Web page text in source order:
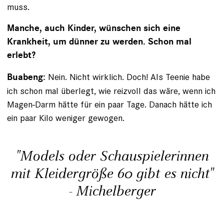
muss.
Manche, auch Kinder, wünschen sich eine
Krankheit, um dünner zu werden. Schon mal
erlebt?
Buabeng: Nein. Nicht wirklich. Doch! Als Teenie habe
ich schon mal überlegt, wie reizvoll das wäre, wenn ich
­Magen-Darm hätte für ein paar Tage. Danach hätte ich
ein paar Kilo weniger gewogen.
"Models oder Schauspielerinnen
mit Kleidergröße 60 gibt es nicht"
- Michelberger